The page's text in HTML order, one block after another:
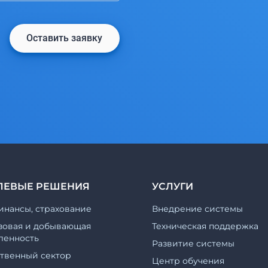
Оставить заявку
РЕШЕНИЯ
страхование
и добывающая
сектор
УСЛУГИ
Внедрение системы
Техническая поддержка
Развитие системы
Центр обучения